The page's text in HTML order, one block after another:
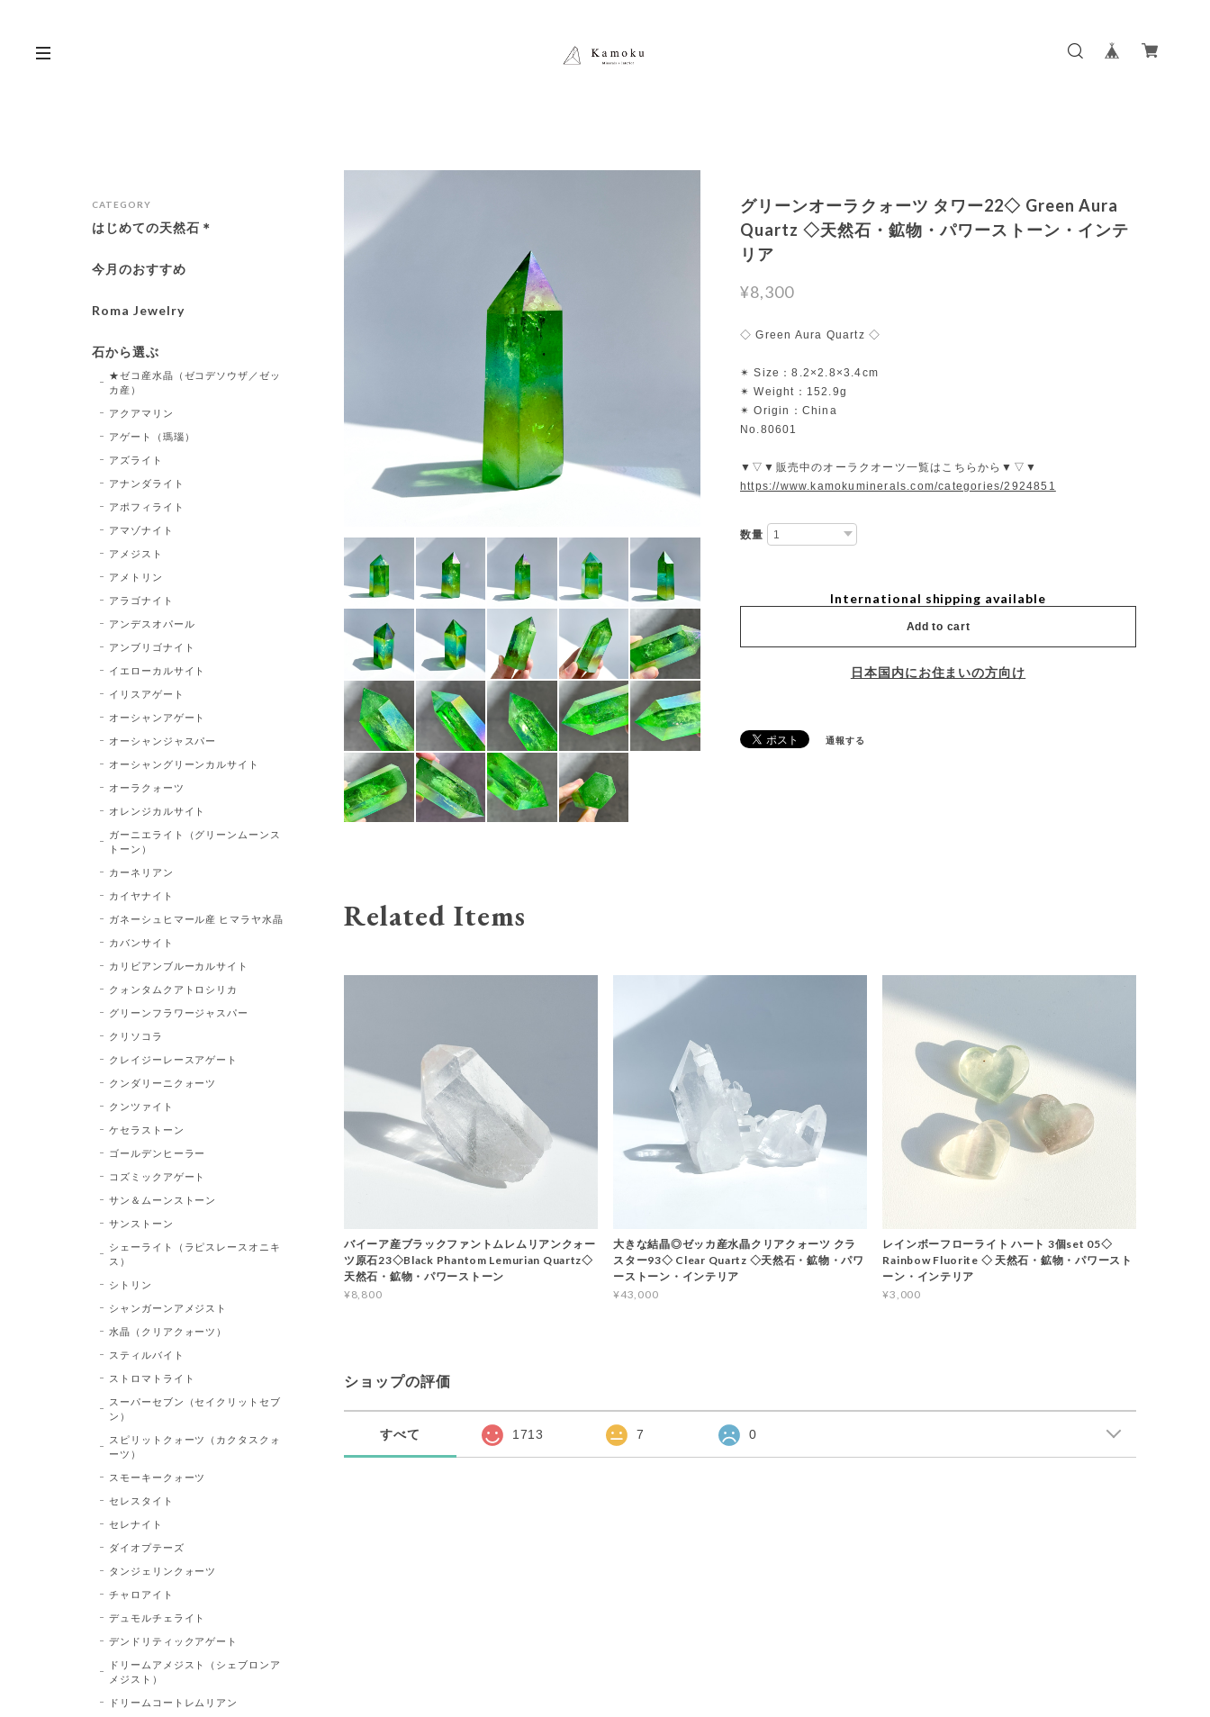
グリーンオーラクォーツ タワー22◇ Green Aura
Quartz ◇天然石・鉱物・パワーストーン・インテ
リア
¥8,300
◇ Green Aura Quartz ◇
✴︎ Size：8.2×2.8×3.4cm
✴︎ Weight：152.9g
✴︎ Origin：China
No.80601
▼▽▼販売中のオーラクオーツ一覧はこちらから▼▽▼
https://www.kamokuminerals.com/categories/2924851
数量
International shipping available
Add to cart
日本国内にお住まいの方向け
通報する
Related Items
バイーア産ブラックファントムレムリアンクォー
ツ原石23◇Black Phantom Lemurian Quartz◇
天然石・鉱物・パワーストーン
¥8,800
大きな結晶◎ゼッカ産水晶クリアクォーツ クラ
スター93◇ Clear Quartz ◇天然石・鉱物・パワ
ーストーン・インテリア
¥43,000
レインボーフローライト ハート 3個set 05◇
Rainbow Fluorite ◇ 天然石・鉱物・パワースト
ーン・インテリア
¥3,000
ショップの評価
すべて 1713 7 0
CATEGORY
はじめての天然石＊
今月のおすすめ
Roma Jewelry
石から選ぶ
★ゼコ産水晶（ゼコデソウザ／ゼッ
カ産）
アクアマリン
アゲート（瑪瑙）
アズライト
アナンダライト
アポフィライト
アマゾナイト
アメジスト
アメトリン
アラゴナイト
アンデスオパール
アンブリゴナイト
イエローカルサイト
イリスアゲート
オーシャンアゲート
オーシャンジャスパー
オーシャングリーンカルサイト
オーラクォーツ
オレンジカルサイト
ガーニエライト（グリーンムーンス
トーン）
カーネリアン
カイヤナイト
ガネーシュヒマール産 ヒマラヤ水晶
カバンサイト
カリビアンブルーカルサイト
クォンタムクアトロシリカ
グリーンフラワージャスパー
クリソコラ
クレイジーレースアゲート
クンダリーニクォーツ
クンツァイト
ケセラストーン
ゴールデンヒーラー
コズミックアゲート
サン＆ムーンストーン
サンストーン
シェーライト（ラピスレースオニキ
ス）
シトリン
シャンガーンアメジスト
水晶（クリアクォーツ）
スティルバイト
ストロマトライト
スーパーセブン（セイクリットセブ
ン）
スピリットクォーツ（カクタスクォ
ーツ）
スモーキークォーツ
セレスタイト
セレナイト
ダイオプテーズ
タンジェリンクォーツ
チャロアイト
デュモルチェライト
デンドリティックアゲート
ドリームアメジスト（シェブロンア
メジスト）
ドリームコートレムリアン